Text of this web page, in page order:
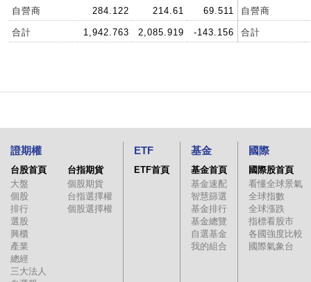
自營商 284.122 214.61 69.511
合計 1,942.763 2,085.919 -143.156
自營商
合計
證期權
台股首頁
大盤
個股
排行
選股
興櫃
產業
總經
三大法人
台指期貨
個股期貨
台指選擇權
個股選擇權
ETF
ETF首頁
基金
基金首頁
基金速配
智慧篩選
基金排行
基金總覽
自選基金
我的組合
國際
國際股首頁
看懂全球景氣
全球指數
全球漲跌
指標看股市
各國強度比較
國際氣象台